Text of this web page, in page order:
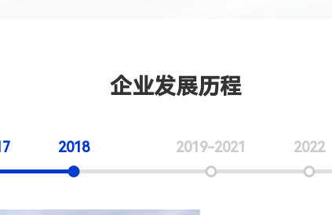
企业发展历程
2018 2019-2021 2022